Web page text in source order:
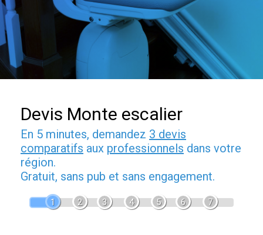
Devis Monte escalier
En 5 minutes, demandez 3 devis
comparatifs aux professionnels dans votre
région.
Gratuit, sans pub et sans engagement.
1 2 3 4 5 6 7